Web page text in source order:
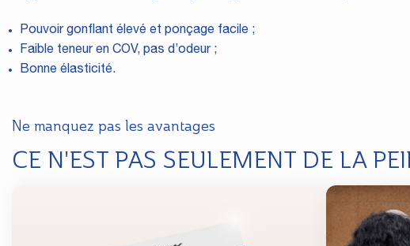
Pouvoir gonflant élevé et ponçage facile ;
Faible teneur en COV, pas d’odeur ;
Bonne élasticité.
Ne manquez pas les avantages
CE N'EST PAS SEULEMENT DE LA